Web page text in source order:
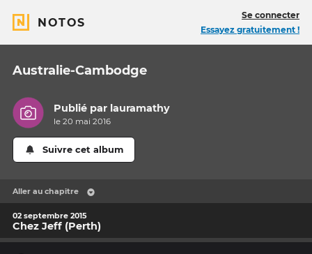
NOTOS
Se connecter
Essayez gratuitement !
Australie-Cambodge
Publié par lauramathy
le 20 mai 2016
Suivre cet album
Aller au chapitre
02 septembre 2015
Chez Jeff (Perth)